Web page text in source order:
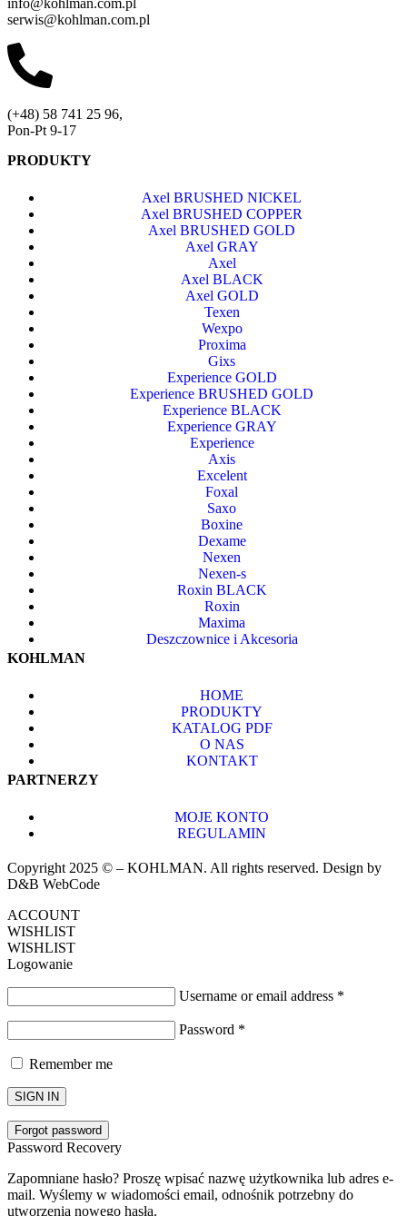
serwis@kohlman.com.pl
(+48) 58 741 25 96,
Pon-Pt 9-17
PRODUKTY
Axel BRUSHED NICKEL
Axel BRUSHED COPPER
Axel BRUSHED GOLD
Axel GRAY
Axel
Axel BLACK
Axel GOLD
Texen
Wexpo
Proxima
Gixs
Experience GOLD
Experience BRUSHED GOLD
Experience BLACK
Experience GRAY
Experience
Axis
Excelent
Foxal
Saxo
Boxine
Dexame
Nexen
Nexen-s
Roxin BLACK
Roxin
Maxima
Deszczownice i Akcesoria
KOHLMAN
HOME
PRODUKTY
KATALOG PDF
O NAS
KONTAKT
PARTNERZY
MOJE KONTO
REGULAMIN
Copyright 2025 © – KOHLMAN. All rights reserved. Design by
D&B WebCode
ACCOUNT
WISHLIST
WISHLIST
Logowanie
Username or email address *
Password *
Remember me
SIGN IN
Forgot password
Password Recovery
Zapomniane hasło? Proszę wpisać nazwę użytkownika lub adres e-
mail. Wyślemy w wiadomości email, odnośnik potrzebny do
utworzenia nowego hasła.